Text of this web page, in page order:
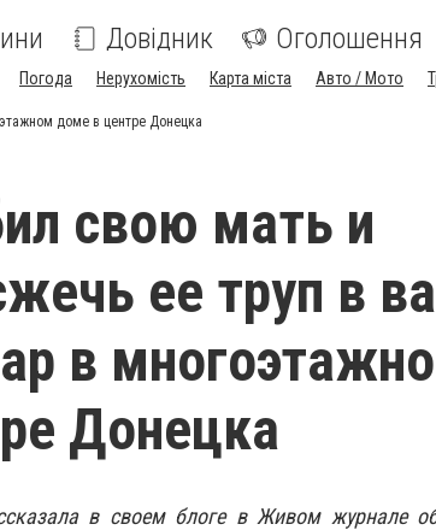
Довідник Оголошення
Погода Нерухомість Карта міста Авто / Мото
доме в центре Донецка
свою мать и
ее труп в
в
Донецка
в своем блоге в Живом журнале